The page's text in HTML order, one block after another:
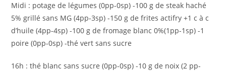
Midi : potage de légumes (0pp-0sp) -100 g de steak haché
5% grillé sans MG (4pp-3sp) -150 g de frites actifry +1 c à c
d’huile (4pp-4sp) -100 g de fromage blanc 0%(1pp-1sp) -1
poire (0pp-0sp) -thé vert sans sucre
16h : thé blanc sans sucre (0pp-0sp) -10 g de noix (2 pp-